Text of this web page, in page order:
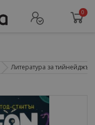
0
Литература за